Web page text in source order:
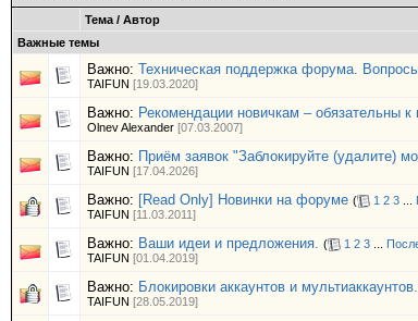
Тема / Автор
Важные темы
Важно: Техническая поддержка форума.
TAIFUN [19.03.2020]
Важно: Рекомендации новичкам – обязательны
Olnev Alexander [07.03.2007]
Важно: Приём заявок "Заблокируйте (удалите)
TAIFUN [17.04.2026]
Важно: [Read Only] Новинки на форуме ( 1 2 3
TAIFUN [11.03.2011]
Важно: Ваши идеи и предложения. ( 1 2 3
TAIFUN [01.04.2019]
Важно: Блокировки аккаунтов и мультиаккаунтов.
TAIFUN [28.05.2019]